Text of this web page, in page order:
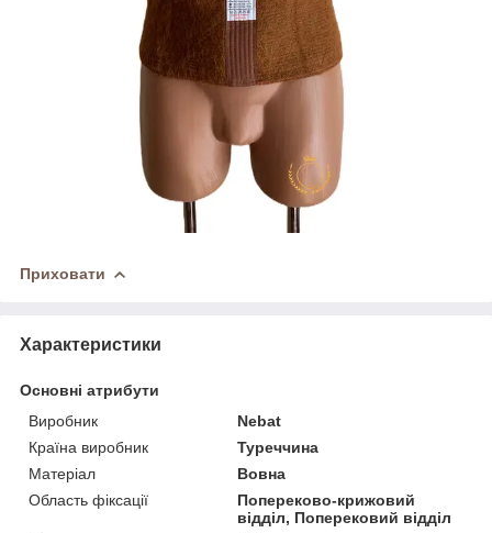
Приховати
Характеристики
Основні атрибути
Виробник
Nebat
Країна виробник
Туреччина
Матеріал
Вовна
Область фіксації
Попереково-крижовий
відділ, Поперековий відділ